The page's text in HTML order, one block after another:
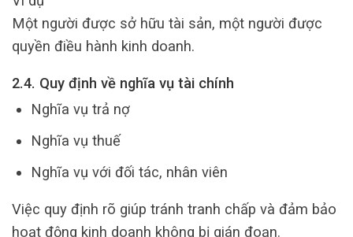
Một người được sở hữu tài sản, một người được
quyền điều hành kinh doanh.
2.4. Quy định về nghĩa vụ tài chính
Nghĩa vụ trả nợ
Nghĩa vụ thuế
Nghĩa vụ với đối tác, nhân viên
Việc quy định rõ giúp tránh tranh chấp và đảm bảo
hoạt động kinh doanh không bị gián đoạn.